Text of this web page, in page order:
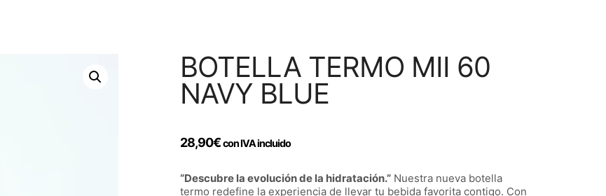
BOTELLA TERMO MII 60
NAVY BLUE
28,90€con IVA incluido
“Descubre la evolución de la hidratación.” Nuestra nueva botella
termo redefine la experiencia de llevar tu bebida favorita contigo. Con